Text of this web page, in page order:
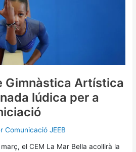
Gimnàstica Artística
lúdica per a
Comunicació JEEB
el CEM La Mar Bella acollirà la